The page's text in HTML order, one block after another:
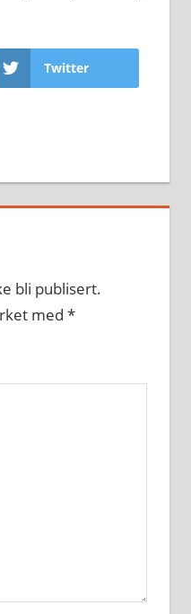
Twitter
bli publisert.
med *